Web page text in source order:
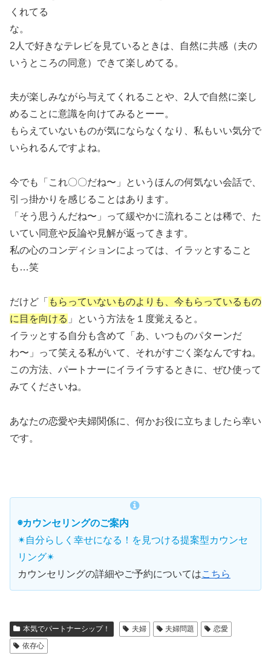
くれてる
な。
2人で好きなテレビを見ているときは、自然に共感（夫の
いうところの同意）できて楽しめてる。
夫が楽しみながら与えてくれることや、2人で自然に楽し
めることに意識を向けてみるとーー。
もらえていないものが気にならなくなり、私もいい気分で
いられるんですよね。
今でも「これ〇〇だね〜」というほんの何気ない会話で、
引っ掛かりを感じることはあります。
「そう思うんだね〜」って緩やかに流れることは稀で、た
いてい同意や反論や見解が返ってきます。
私の心のコンディションによっては、イラッとすること
も…笑
だけど「 もらっていないものよりも、今もらっているもの
に目を向ける 」という方法を１度覚えると。
イラッとする自分も含めて「あ、いつものパターンだ
わ〜」って笑える私がいて、それがすごく楽なんですね。
この方法、パートナーにイライラするときに、ぜひ使って
みてくださいね。
あなたの恋愛や夫婦関係に、何かお役に立ちましたら幸い
です。
◉カウンセリングのご案内
✴︎自分らしく幸せになる！を見つける提案型カウンセ
リング✴︎
カウンセリングの詳細やご予約についてはこちら
本気でパートナーシップ！ 夫婦 夫婦問題
恋愛
依存心